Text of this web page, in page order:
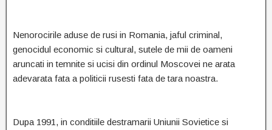
Nenorocirile aduse de rusi in Romania, jaful criminal,
genocidul economic si cultural, sutele de mii de oameni
aruncati in temnite si ucisi din ordinul Moscovei ne arata
adevarata fata a politicii rusesti fata de tara noastra.
Dupa 1991, in conditiile destramarii Uniunii Sovietice si